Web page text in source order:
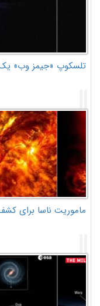
تلسکوپ «جیمز وب» یک
ماموریت ناسا برای